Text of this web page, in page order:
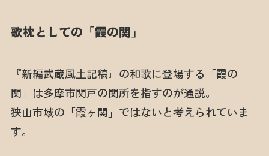
歌枕としての「霞の関」
『新編武蔵風土記稿』の和歌に登場する「霞の
関」は多摩市関戸の関所を指すのが通説。
狭山市域の「霞ヶ関」ではないと考えられていま
す。